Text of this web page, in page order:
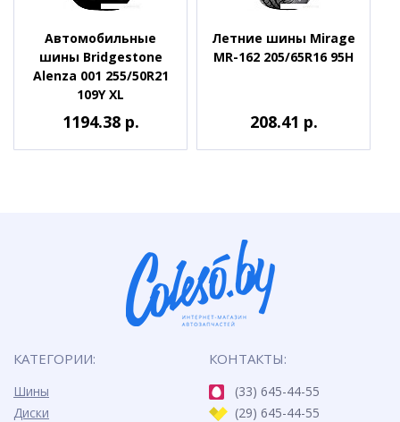
Автомобильные
шины Bridgestone
Alenza 001 255/50R21
109Y XL
1194.38 р.
Летние шины Mirage
MR-162 205/65R16 95H
208.41 р.
КАТЕГОРИИ:
Шины
Диски
КОНТАКТЫ:
(33) 645-44-55
(29) 645-44-55